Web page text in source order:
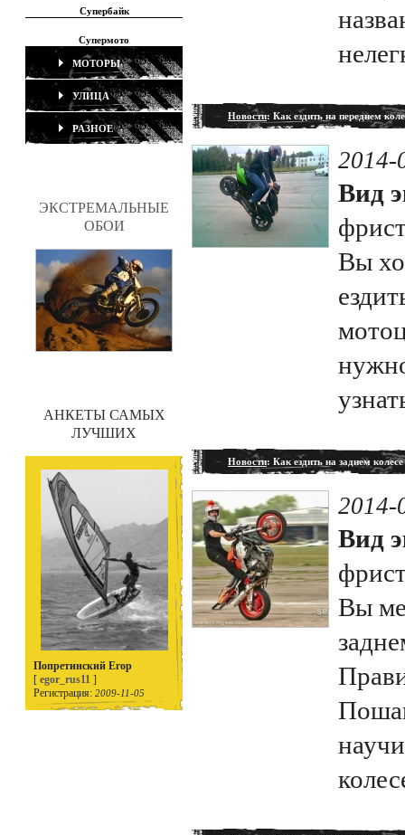
Супербайк
Супермото
МОТОРЫ
УЛИЦА
РАЗНОЕ
ЭКСТРЕМАЛЬНЫЕ
ОБОИ
АНКЕТЫ САМЫХ
ЛУЧШИХ
Попретинский Егор
[ egor_rus11 ]
Регистрация: 2009-11-05
Новости: Как ездить на переднем
2014-
Вид
Вы
Новости: Как ездить на заднем
2014-
Вид
Вы